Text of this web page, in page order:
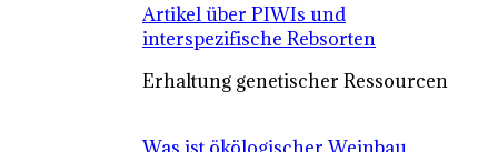
Artikel über PIWIs und
interspezifische Rebsorten
Erhaltung genetischer Ressourcen